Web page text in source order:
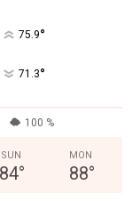
75.9°
71.3°
100 %
SUN
84°
MON
88°